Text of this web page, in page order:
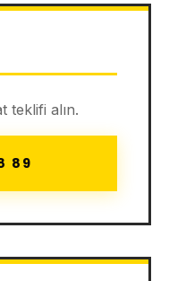
teklifi alın.
89